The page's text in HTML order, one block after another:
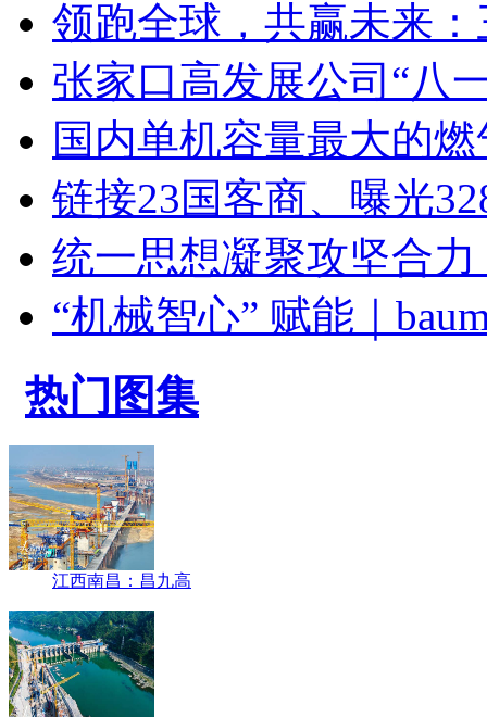
领跑全球，共赢未来
张家口高发展公司“八
国内单机容量最大的
链接23国客商、曝光
统一思想凝聚攻坚合
“机械智心” 赋能｜
热门图集
江西南昌：昌九高